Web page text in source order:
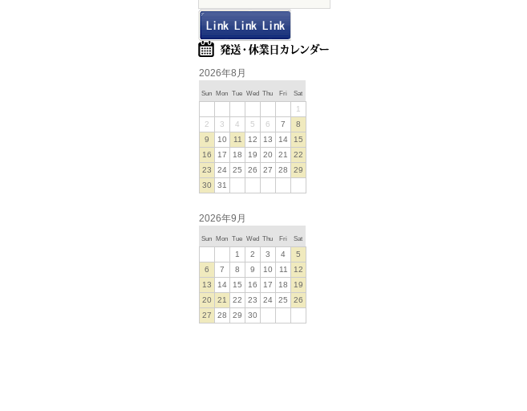
2026年8月
Sun Mon Tue Wed Thu Fri Sat
1
2
3 4 5 6 7
8
9
10 11 12 13 14
15
16
17 18 19 20 21
22
23
24 25 26 27 28
29
30
31
2026年9月
Sun Mon Tue Wed Thu Fri Sat
1 2 3 4
5
6
7 8 9 10 11
12
13
14 15 16 17 18
19
20
21 22 23 24 25
26
27
28 29 30